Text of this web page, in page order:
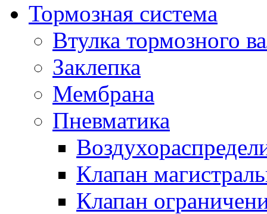
Тормозная система
Втулка тормозного
Заклепка
Мембрана
Пневматика
Клапан
Клапан